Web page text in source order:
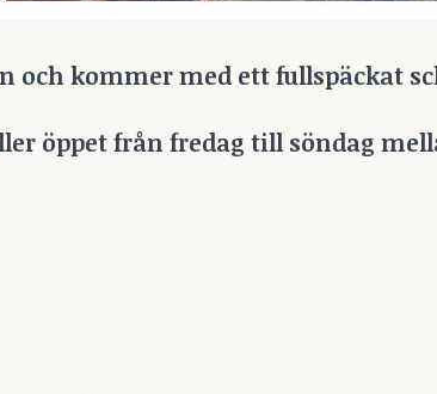
och kommer med ett fullspäckat
öppet från fredag till söndag